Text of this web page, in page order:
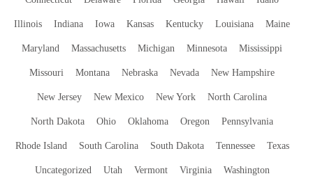
Illinois Indiana Iowa Kansas Kentucky Louisiana Maine
Maryland Massachusetts Michigan Minnesota Mississippi
Missouri Montana Nebraska Nevada New Hampshire
New Jersey New Mexico New York North Carolina
North Dakota Ohio Oklahoma Oregon Pennsylvania
Rhode Island South Carolina South Dakota Tennessee Texas
Uncategorized Utah Vermont Virginia Washington